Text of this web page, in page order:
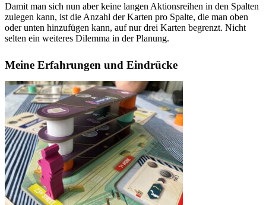
Damit man sich nun aber keine langen Aktionsreihen in den Spalten
zulegen kann, ist die Anzahl der Karten pro Spalte, die man oben
oder unten hinzufügen kann, auf nur drei Karten begrenzt. Nicht
selten ein weiteres Dilemma in der Planung.
Meine Erfahrungen und Eindrücke